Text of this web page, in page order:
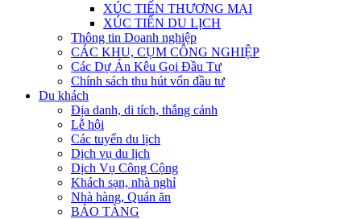
XÚC TIẾN THƯƠNG MẠI
XÚC TIẾN DU LỊCH
Thông tin Doanh nghiệp
CÁC KHU, CỤM CÔNG NGHIỆP
Các Dự Án Kêu Gọi Đầu Tư
Chính sách thu hút vốn đầu tư
Du khách
Địa danh, di tích, thắng cảnh
Lễ hội
Các tuyến du lịch
Dịch vụ du lịch
Dịch Vụ Công Cộng
Khách sạn, nhà nghỉ
Nhà hàng, Quán ăn
BẢO TÀNG